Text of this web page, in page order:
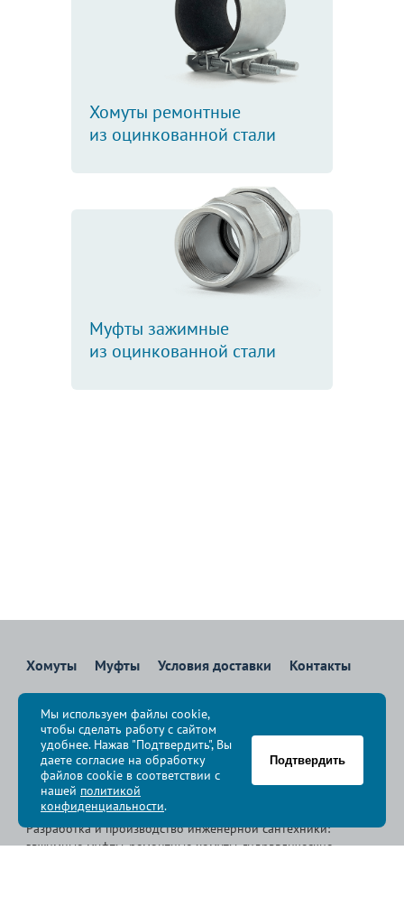
Хомуты ремонтные
из оцинкованной стали
Муфты зажимные
из оцинкованной стали
Хомуты Муфты Условия доставки Контакты
8 800 700-83-36
Звоните бесплатно с 08:00 до 17:00 по Москве
политика конфиденциальности
© Группа компаний « », 2009-2026
Разработка и производство инженерной сантехники:
зажимные муфты, ремонтные хомуты, гидравлические
Мы используем файлы cookie,
чтобы сделать работу с сайтом
удобнее. Нажав "Подтвердить", Вы
даете согласие на обработку
файлов cookie в соответствии с
нашей политикой
конфиденциальности.
Подтвердить